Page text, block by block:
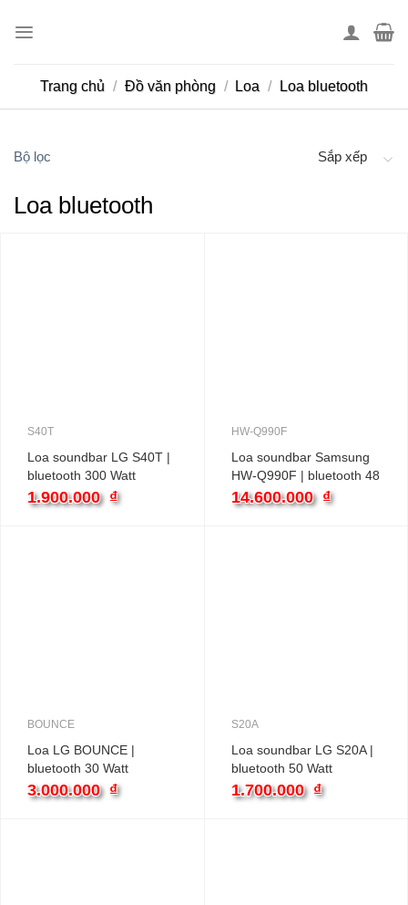
Trang chủ / Đồ văn phòng / Loa / Loa bluetooth
Bộ lọc Sắp xếp
Loa bluetooth
S40T
Loa soundbar LG S40T |
bluetooth 300 Watt
1.900.000 ₫
HW-Q990F
Loa soundbar Samsung
HW-Q990F | bluetooth 48
Watt
14.600.000 ₫
BOUNCE
Loa LG BOUNCE |
bluetooth 30 Watt
3.000.000 ₫
S20A
Loa soundbar LG S20A |
bluetooth 50 Watt
1.700.000 ₫